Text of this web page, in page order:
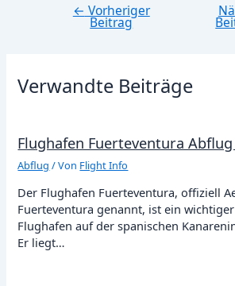
Beitragsnavigation
← Vorheriger
Beitrag
Verwandte Beiträge
Flughafen Fuerteventura
Abflug / Von Flight Info
Der Flughafen Fuerteventura, offiziell
Fuerteventura genannt, ist ein
Flughafen auf der spanischen
Er liegt…